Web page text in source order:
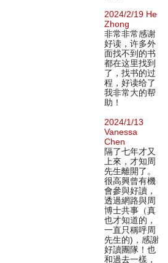
2024/2/19 He
Zhong
非常非常感谢
好读，许多外
面找不到的书
都在这里找到
了，找书的过
程，好读给了
我非常大的帮
助！
2024/1/13
Vanessa
Chen
隔了七年才又
上來，才知周
先生離開了。
很高興曾有機
會參與好讀，
透過網路與周
博士共事（真
也才知道的，
一直只稱呼周
先生的)，感謝
好讀團隊！也
和過去一樣，